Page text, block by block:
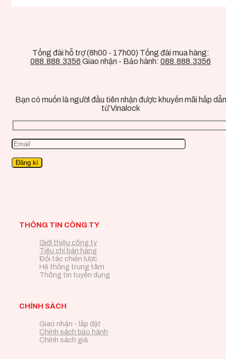
Tổng đài hỗ trợ (8h00 - 17h00) Tổng đài mua hàng:
088.888.3356 Giao nhận - Bảo hành: 088.888.3356
Bạn có muốn là người đầu tiên nhận được khuyến mãi hấp dẫn
từ Vinalock
THÔNG TIN CÔNG TY
Giới thiệu công ty
Tiêu chí bán hàng
Đối tác chiến lược
Hệ thống trung tâm
Thông tin tuyển dụng
CHÍNH SÁCH
Giao nhận - lắp đặt
Chính sách bảo hành
Chính sách giá